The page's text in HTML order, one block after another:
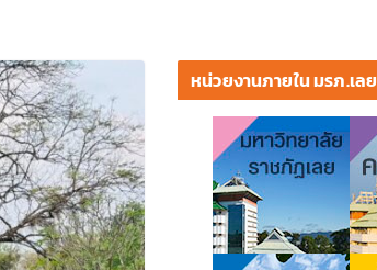
หน่วยงานภายใน มรภ.เลย